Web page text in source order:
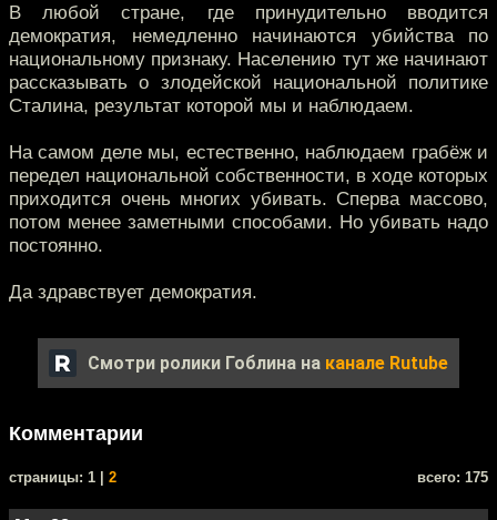
В любой стране, где принудительно вводится
демократия, немедленно начинаются убийства по
национальному признаку. Населению тут же начинают
рассказывать о злодейской национальной политике
Сталина, результат которой мы и наблюдаем.
На самом деле мы, естественно, наблюдаем грабёж и
передел национальной собственности, в ходе которых
приходится очень многих убивать. Сперва массово,
потом менее заметными способами. Но убивать надо
постоянно.
Да здравствует демократия.
Смотри ролики Гоблина на канале Rutube
Комментарии
cтраницы: 1 | 2 всего: 175